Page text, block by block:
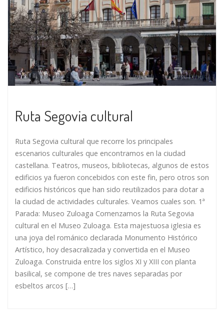
Ruta Segovia cultural
Ruta Segovia cultural que recorre los principales
escenarios culturales que encontramos en la ciudad
castellana. Teatros, museos, bibliotecas, algunos de estos
edificios ya fueron concebidos con este fin, pero otros son
edificios históricos que han sido reutilizados para dotar a
la ciudad de actividades culturales. Veamos cuales son. 1ª
Parada: Museo Zuloaga Comenzamos la Ruta Segovia
cultural en el Museo Zuloaga. Esta majestuosa iglesia es
una joya del románico declarada Monumento Histórico
Artístico, hoy desacralizada y convertida en el Museo
Zuloaga. Construida entre los siglos XI y XIII con planta
basilical, se compone de tres naves separadas por
esbeltos arcos […]